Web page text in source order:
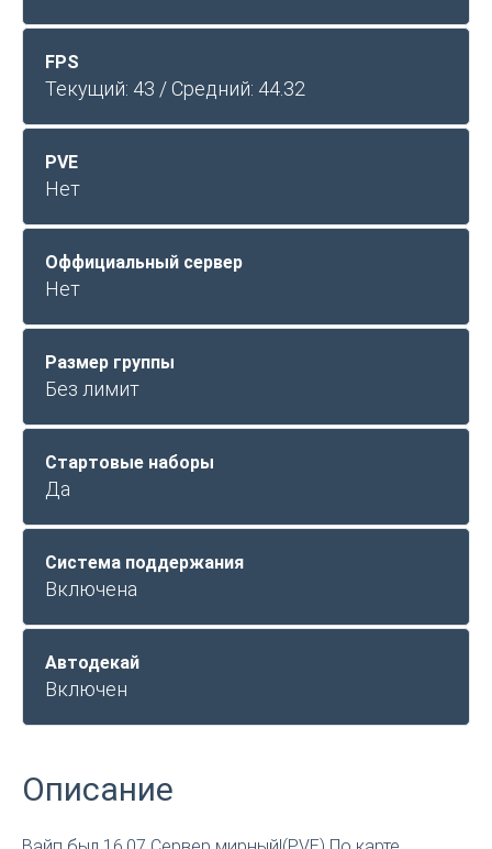
FPS
Текущий: 43 / Средний: 44.32
PVE
Нет
Оффициальный сервер
Нет
Размер группы
Без лимит
Стартовые наборы
Да
Система поддержания
Включена
Автодекай
Включен
Описание